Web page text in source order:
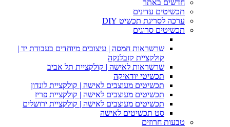
חדשים באתר
תכשיטים עדינים
ערכה לסריגת תכשיט DIY
תכשיטים סרוגים
שרשראות חמסה | עיצובים מיוחדים בעבודת יד |
קולקציית קזבלנקה
שרשראות לאישה | קולקציית תל אביב
תכשיטי יודאיקה
תכשיטים מעוצבים לאישה | קולקציית לונדון
תכשיטים מעוצבים לאישה | קולקציית פריז
תכשיטים מעוצבים לאישה | קולקציית ירושלים
סט תכשיטים לאישה
טבעות חרוזים